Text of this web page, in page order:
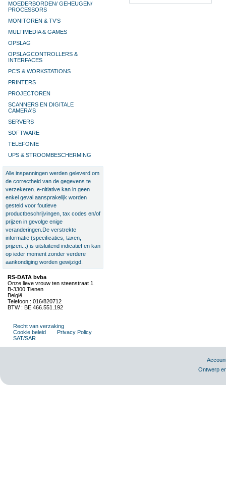
MOEDERBORDEN/ GEHEUGEN/
PROCESSORS
MONITOREN & TV’S
MULTIMEDIA & GAMES
OPSLAG
OPSLAGCONTROLLERS &
INTERFACES
PC'S & WORKSTATIONS
PRINTERS
PROJECTOREN
SCANNERS EN DIGITALE
CAMERA'S
SERVERS
SOFTWARE
TELEFONIE
UPS & STROOMBESCHERMING
Alle inspanningen werden geleverd om
de correctheid van de gegevens te
verzekeren. e-nitiative kan in geen
enkel geval aansprakelijk worden
gesteld voor foutieve
productbeschrijvingen, tax codes en/of
prijzen in gevolge enige
veranderingen.De verstrekte
informatie (specificaties, taxen,
prijzen...) is uitsluitend indicatief en kan
op ieder moment zonder verdere
aankondiging worden gewijzigd.
RS-DATA bvba
Onze lieve vrouw ten steenstraat 1
B-3300 Tienen
België
Telefoon : 016/820712
BTW : BE 466.551.192
Recht van verzaking
Cookie beleid
Privacy Policy
SAT/SAR
Ontwerp